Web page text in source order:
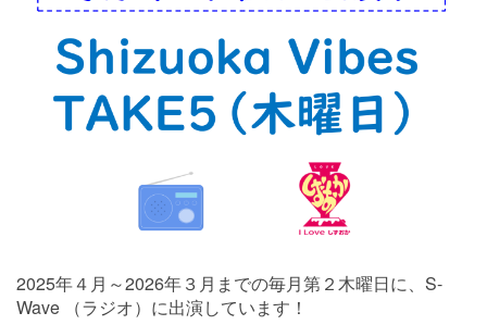
2025年４月～2026年３月までの毎月第２木曜日に、S-
Wave （ラジオ）に出演しています！